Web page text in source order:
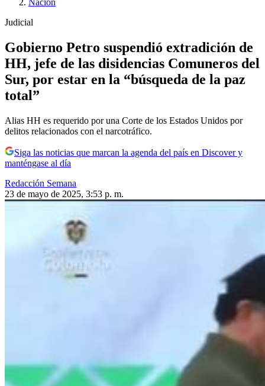
Judicial
Gobierno Petro suspendió extradición de
HH, jefe de las disidencias Comuneros del
Sur, por estar en la “búsqueda de la paz
total”
Alias HH es requerido por una Corte de los Estados Unidos por
delitos relacionados con el narcotráfico.
Siga las noticias que marcan la agenda del país en Discover y
manténgase al día
Redacción Semana
23 de mayo de 2025, 3:53 p. m.